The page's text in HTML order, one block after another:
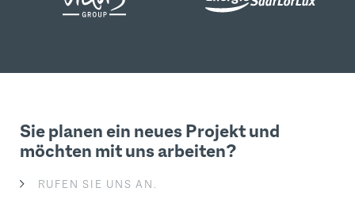
Sie planen ein neues Projekt und
möchten mit uns arbeiten?
RUFEN SIE UNS AN.